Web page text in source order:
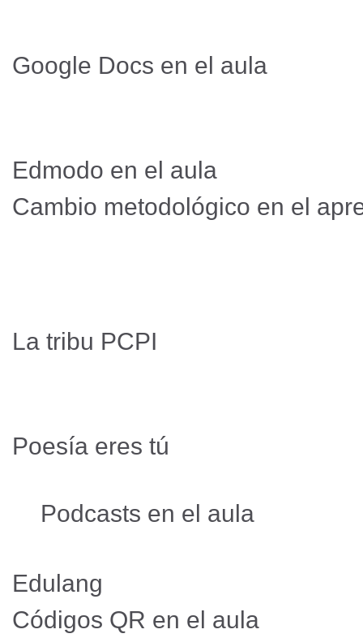
Google Docs en el aula
Edmodo en el aula
Cambio metodológico en el
La tribu PCPI
Poesía eres tú
Podcasts en el aula
Edulang
Códigos QR en el aula